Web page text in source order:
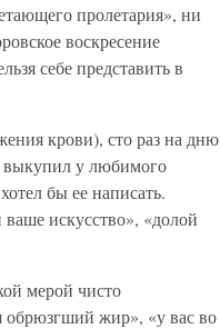
пролетария», ни
воскресение
себе представить в
крови), сто раз на дню
выкупил у любимого
бы ее написать.
искусство», «долой
мерой чисто
обрюзгший жир», «у вас во